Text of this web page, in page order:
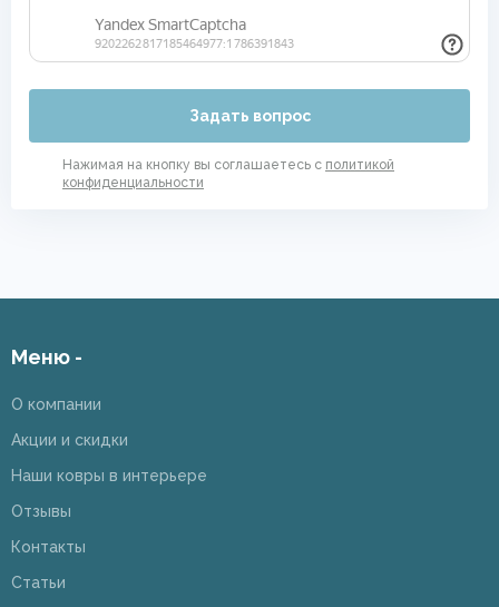
Задать вопрос
Нажимая на кнопку вы соглашаетесь с политикой
конфиденциальности
Меню -
О компании
Акции и скидки
Наши ковры в интерьере
Отзывы
Контакты
Статьи